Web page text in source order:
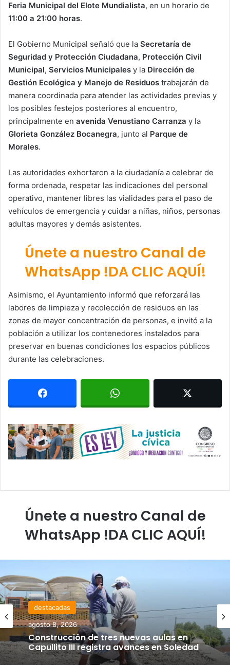
Feria Municipal del Elote Mundialista, en un horario de
11:00 a 21:00 horas.
El Gobierno Municipal señaló que la Secretaría de
Seguridad y Protección Ciudadana, Protección Civil
Municipal, Servicios Municipales y la Dirección de
Gestión Ecológica y Manejo de Residuos trabajarán de
manera coordinada para atender las actividades previas y
los posibles festejos posteriores al encuentro,
principalmente en avenida Venustiano Carranza y la
Glorieta González Bocanegra, junto al Parque de
Morales.
Las autoridades exhortaron a la ciudadanía a celebrar de
forma ordenada, respetar las indicaciones del personal
operativo, mantener libres las vialidades para el paso de
vehículos de emergencia y cuidar a niñas, niños, personas
adultas mayores y demás asistentes.
Únete a nuestro Canal de
WhatsApp !DA CLIC AQUÍ!
Asimismo, el Ayuntamiento informó que reforzará las
labores de limpieza y recolección de residuos en las
zonas de mayor concentración de personas, e invitó a la
población a utilizar los contenedores instalados para
preservar en buenas condiciones los espacios públicos
durante las celebraciones.
Únete a nuestro Canal de
WhatsApp !DA CLIC AQUÍ!
destacadas
agosto 8, 2026
Construcción de tres nuevas aulas en
Capullito III registra avances en Soledad